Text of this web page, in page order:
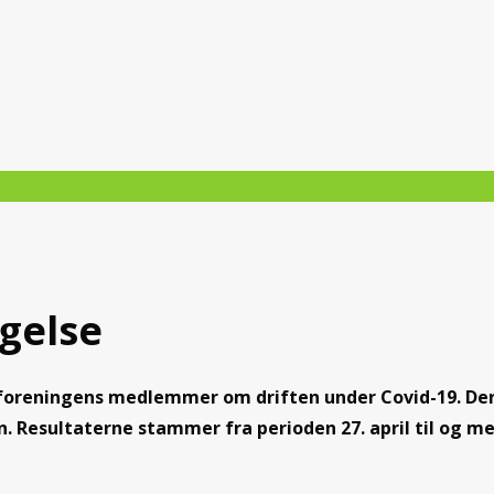
medlemmer om driften under Covid-19.
Resultaterne stammer fra perioden 27. april til og